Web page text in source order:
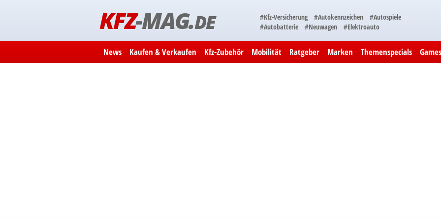
KFZ-MAG.DE #Kfz-Versicherung #Autokennzeichen
#Autospiele
#Autobatterie
#Neuwagen #Elektroauto
News Kaufen & Verkaufen Kfz-Zubehör Mobilität Ratgeber Marken Themenspecials Games